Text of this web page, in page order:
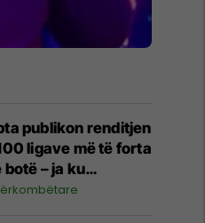
publikon renditjen
ligave më të forta
botë – ja ku
Kosova